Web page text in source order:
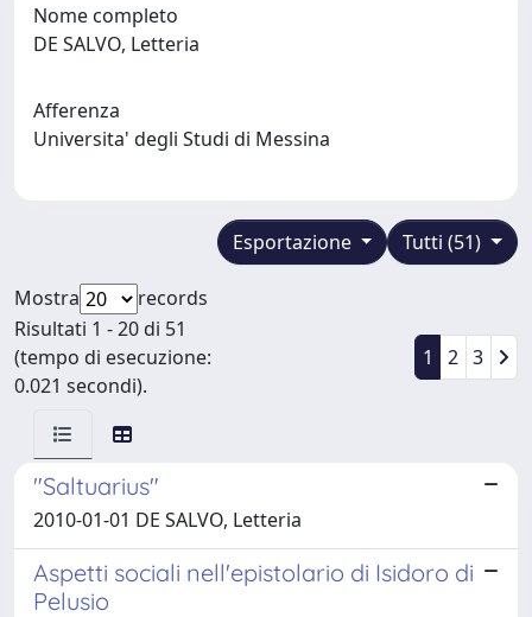
Nome completo
DE SALVO, Letteria
Afferenza
Universita' degli Studi di Messina
Tutti (51)
Esportazione
Mostra
records
Risultati 1 - 20 di 51
(tempo di esecuzione:
0.021 secondi).
1 2 3
"Saltuarius"
2010-01-01 DE SALVO, Letteria
Aspetti sociali nell'epistolario di Isidoro di
Pelusio